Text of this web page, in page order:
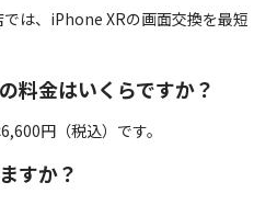
は、iPhone XRの画面交換を最短
料金はいくらですか？
円（税込）です。
すか？